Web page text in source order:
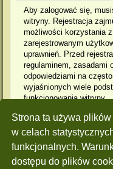
Strona ta używa
w celach
funkcjonalnych.
dostępu do plików
Aby zalogować się,
witryny. Rejestracja
możliwości korzystania
zarejestrowanym
uprawnień. Przed
regulaminem, zasadami
odpowiedziami na
wyjaśnionych wiele
funkcjonowania witryny.
Regulamin|Zasady
Zarejestruj się